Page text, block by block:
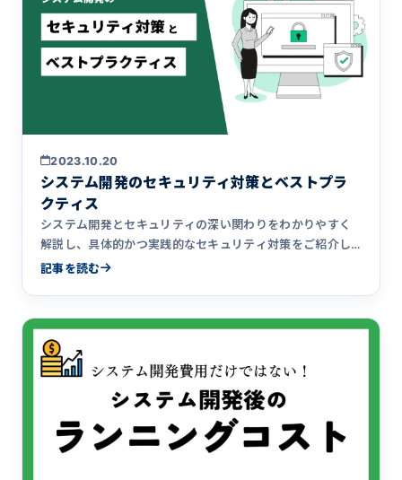
2023.10.20
システム開発のセキュリティ対策とベストプラ
クティス
システム開発とセキュリティの深い関わりをわかりやすく
解説し、具体的かつ実践的なセキュリティ対策をご紹介し
ます。
記事を読む